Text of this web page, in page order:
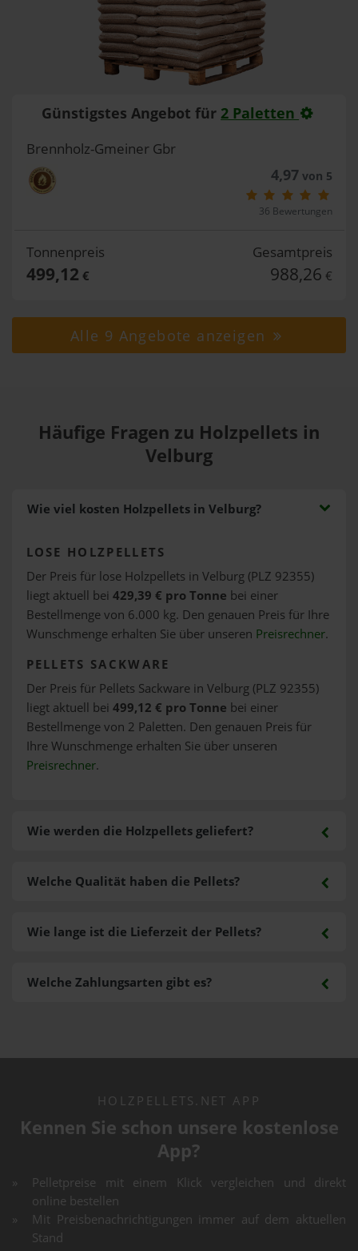
Günstigstes Angebot für 2 Paletten
Brennholz-Gmeiner Gbr
4,97von 5
36 Bewertungen
Tonnenpreis
499,12 €
Gesamtpreis
988,26 €
Alle 9 Angebote anzeigen
Häufige Fragen zu Holzpellets in
Velburg
Wie viel kosten Holzpellets in Velburg?
LOSE HOLZPELLETS
Der Preis für lose Holzpellets in Velburg (PLZ 92355)
liegt aktuell bei 429,39 € pro Tonne bei einer
Bestellmenge von 6.000 kg. Den genauen Preis für Ihre
Wunschmenge erhalten Sie über unseren Preisrechner.
PELLETS SACKWARE
Der Preis für Pellets Sackware in Velburg (PLZ 92355)
liegt aktuell bei 499,12 € pro Tonne bei einer
Bestellmenge von 2 Paletten. Den genauen Preis für
Ihre Wunschmenge erhalten Sie über unseren
Preisrechner.
Wie werden die Holzpellets geliefert?
Welche Zahlungsarten gibt es?
Welche Qualität haben die Pellets?
Wie lange ist die Lieferzeit der Pellets?
HOLZPELLETS.NET APP
Kennen Sie schon unsere kostenlose
App?
Pelletpreise mit einem Klick vergleichen und direkt
online bestellen
Mit Preisbenachrichtigungen immer auf dem aktuellen
Stand